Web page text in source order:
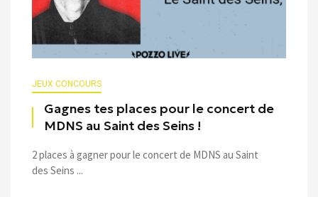
JEUX CONCOURS
Gagnes tes places pour le concert de
MDNS au Saint des Seins !
2 places à gagner pour le concert de MDNS au Saint
des Seins ...